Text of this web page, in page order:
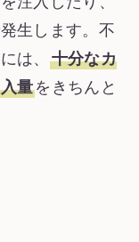
生します。不
は、 十分なカ
量をきちんと